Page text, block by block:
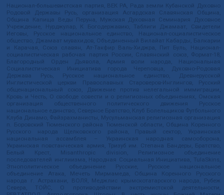
Национал-большевистская партия, ВЕК РА, Рада земли Кубанской Духовно
Родовой Державы Русь, организация Асгардская Славянская Община,
Община Капища Веды Перуна, Мужская Духовная Семинария Духовное
Учреждение, Нурджулар, К Богодержавию, Таблиги Джамаат, Свидетели
Иеговы, Русское национальное единство, Национал-социалистическое
общество, Джамаат мувахидов, Объединенный Вилайат Кабарды, Балкарии
и Карачая, Союз славян, Ат-Такфир Валь-Хиджра, Пит Буль, Национал-
социалистическая рабочая партия России, Славянский союз, Формат-18,
Благородный Орден Дьявола, Армия воли народа, Национальная
Социалистическая Инициатива города Череповца, Духовно-Родовая
Держава Русь, Русское национальное единство, Древнерусской
Инглистической церкви Православных Староверов-Инглингов, Русский
общенациональный союз, Движение против нелегальной иммиграции,
Кровь и Честь, О свободе совести и о религиозных объединениях, Омская
организация общественного политического движения Русское
национальное единство, Северное Братство, Клуб Болельщиков Футбольного
Клуба Динамо, Файзрахманисты, Мусульманская религиозная организация
п. Боровский Тюменского района Тюменской области, Община Коренного
Русского народа Щелковского района, Правый сектор, Украинская
национальная ассамблея – Украинская народная самооборона,
Украинская повстанческая армия, Тризуб им. Степана Бандеры, Братство,
Белый Крест, Misanthropic division, Религиозное объединение
последователей инглиизма, Народная Социальная Инициатива, TulaSkins,
Этнополитическое объединение Русские, Русское национальное
объединение Атака, Мечеть Мирмамеда, Община Коренного Русского
народа г. Астрахани, ВОЛЯ, Меджлис крымскотатарского народа, Рубеж
Севера, ТОЙС, О противодействии экстремистской деятельности,